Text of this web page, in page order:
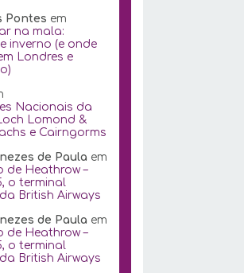
Pontes em
na mala:
inverno (e onde
Londres e
Nacionais da
Lomond &
e Cairngorms
de Paula em
de Heathrow –
o terminal
British Airways
de Paula em
de Heathrow –
o terminal
British Airways